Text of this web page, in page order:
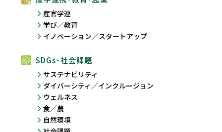
産官学連
学び／教育
イノベーション／スタートアップ
SDGs・社会課題
サステナビリティ
ダイバーシティ／インクルージョン
ウェルネス
食／農
自然環境